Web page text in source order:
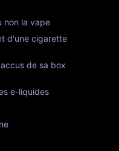
non la vape
d'une cigarette
de sa box
e-liquides